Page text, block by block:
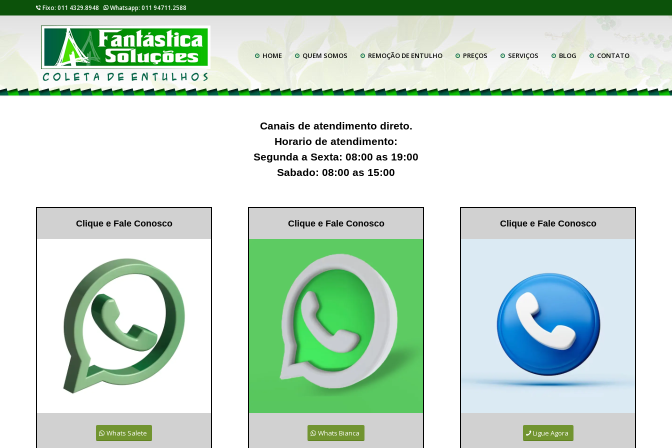
Fixo: 011 4329.8948 Whatsapp: 011 94711.2588
HOME QUEM SOMOS REMOÇÃO DE ENTULHO PREÇOS SERVIÇOS BLOG CONTATO
Canais de atendimento direto.
Horario de atendimento:
Segunda a Sexta: 08:00 as 19:00
Sabado: 08:00 as 15:00
Clique e Fale Conosco
Whats Salete
Clique e Fale Conosco
Whats Bianca
Clique e Fale Conosco
Ligue Agora